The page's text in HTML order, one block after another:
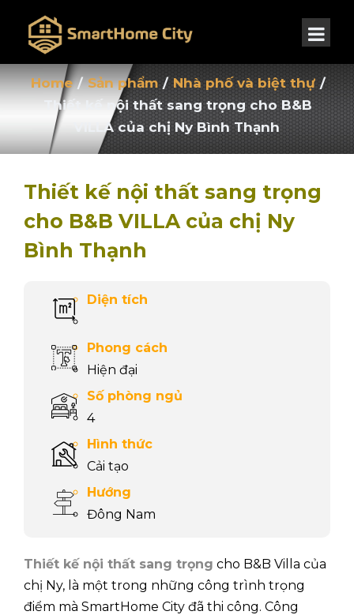
Home / Sản phẩm / Nhà phố và biệt thự /
Thiết kế nội thất sang trọng cho B&B
VILLA của chị Ny Bình Thạnh
Thiết kế nội thất sang trọng
cho B&B VILLA của chị Ny
Bình Thạnh
Diện tích
Phong cách
Hiện đại
Số phòng ngủ
4
Hình thức
Cải tạo
Hướng
Đông Nam
Thiết kế nội thất sang trọng cho B&B Villa của
chị Ny, là một trong những công trình trọng
điểm mà SmartHome City đã thi công. Công